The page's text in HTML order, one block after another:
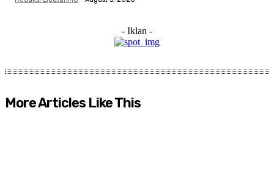
- Iklan -
More Articles Like This